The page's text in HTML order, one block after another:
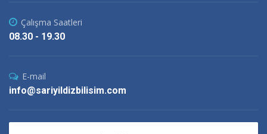
Çalışma Saatleri
08.30 - 19.30
E-mail
info@sariyildizbilisim.com